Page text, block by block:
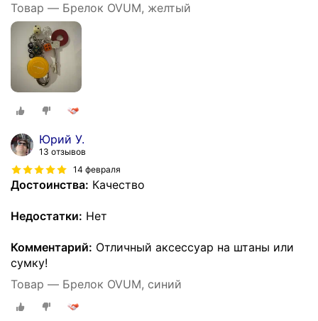
Товар — Брелок OVUM, желтый
Юрий У.
13 отзывов
14 февраля
Достоинства: Качество
Недостатки: Нет
Комментарий: Отличный аксессуар на штаны или
сумку!
Товар — Брелок OVUM, синий